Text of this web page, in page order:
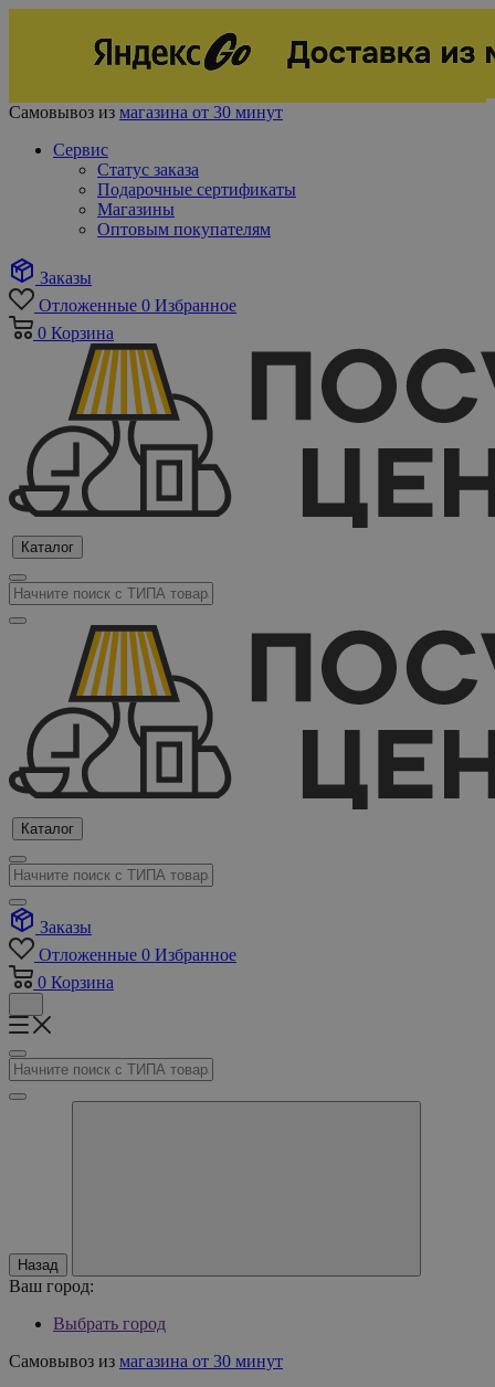
Самовывоз из магазина от 30 минут
Сервис
Статус заказа
Подарочные сертификаты
Магазины
Оптовым покупателям
Заказы
Отложенные 0 Избранное
0 Корзина
Каталог
Каталог
Заказы
Отложенные 0 Избранное
0 Корзина
Назад
Ваш город:
Выбрать город
Самовывоз из магазина от 30 минут